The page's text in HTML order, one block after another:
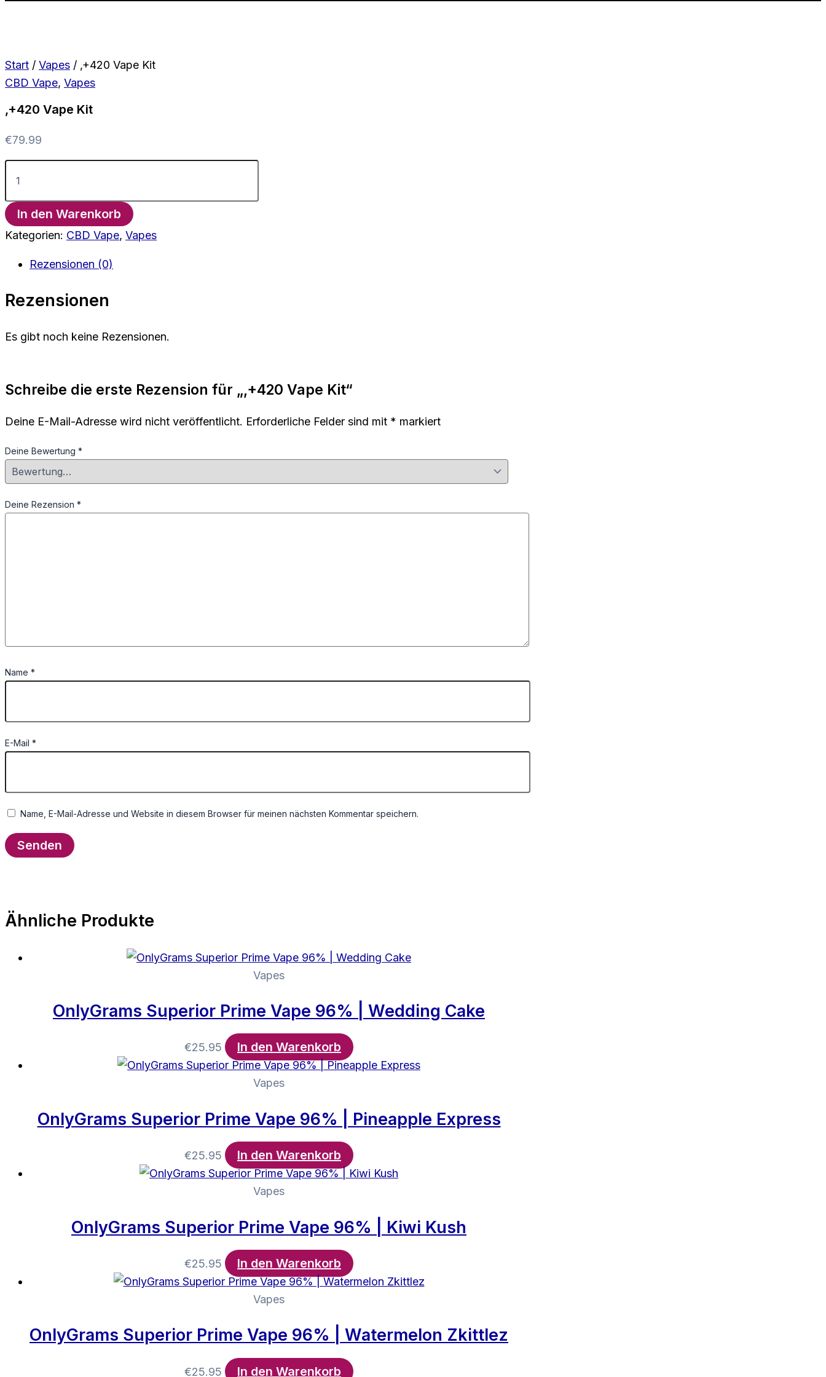
Start / Vapes / ‚+420 Vape Kit
CBD Vape, Vapes
‚+420 Vape Kit
€79.99
'+420
Vape
Menge
In den Warenkorb
Kategorien: CBD Vape, Vapes
Rezensionen (0)
Rezensionen
Es gibt noch keine Rezensionen.
Schreibe die erste Rezension für „‚+420 Vape Kit“
Deine E-Mail-Adresse wird nicht veröffentlicht. Erforderliche Felder sind mit * markiert
Deine Bewertung *
Deine Rezension *
Name *
E-Mail *
Name, E-Mail-Adresse und Website in diesem Browser für meinen nächsten Kommentar speichern.
Ähnliche Produkte
Vapes
OnlyGrams Superior Prime Vape 96% | Wedding Cake
€25.95 In den Warenkorb
Vapes
OnlyGrams Superior Prime Vape 96% | Pineapple Express
€25.95 In den Warenkorb
Vapes
OnlyGrams Superior Prime Vape 96% | Kiwi Kush
€25.95 In den Warenkorb
Vapes
OnlyGrams Superior Prime Vape 96% | Watermelon Zkittlez
€25.95 In den Warenkorb